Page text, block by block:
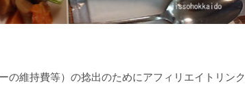
維持費等）の捻出のためにアフィリエイトリンク